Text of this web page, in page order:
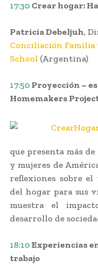
17:30 Crear hogar:
Patricia Debeljuh,
Conciliación Familia
School (Argentina)
17:50 Proyección –
Homemakers
que presenta más
y mujeres de
reflexiones sobre
del hogar para sus
muestra el
desarrollo de
18:10Experiencias
trabajo